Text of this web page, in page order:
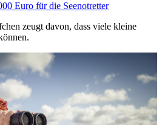
Euro für die Seenotretter
zeugt davon, dass viele kleine